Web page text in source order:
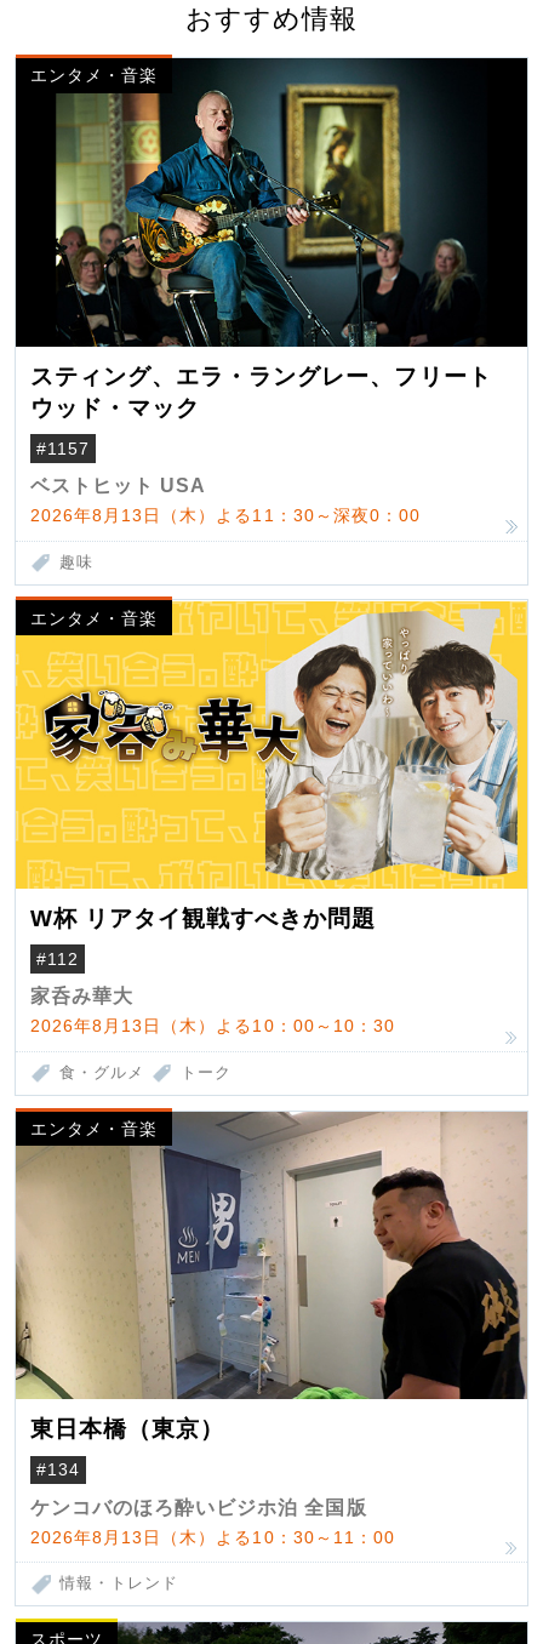
おすすめ情報
エンタメ・音楽
スティング、エラ・ラングレー、フリート
ウッド・マック
#1157
ベストヒット USA
2026年8月13日（木）よる11：30～深夜0：00
趣味
エンタメ・音楽
W杯 リアタイ観戦すべきか問題
#112
家呑み華大
2026年8月13日（木）よる10：00～10：30
食・グルメ トーク
エンタメ・音楽
東日本橋（東京）
#134
ケンコバのほろ酔いビジホ泊 全国版
2026年8月13日（木）よる10：30～11：00
情報・トレンド
スポーツ